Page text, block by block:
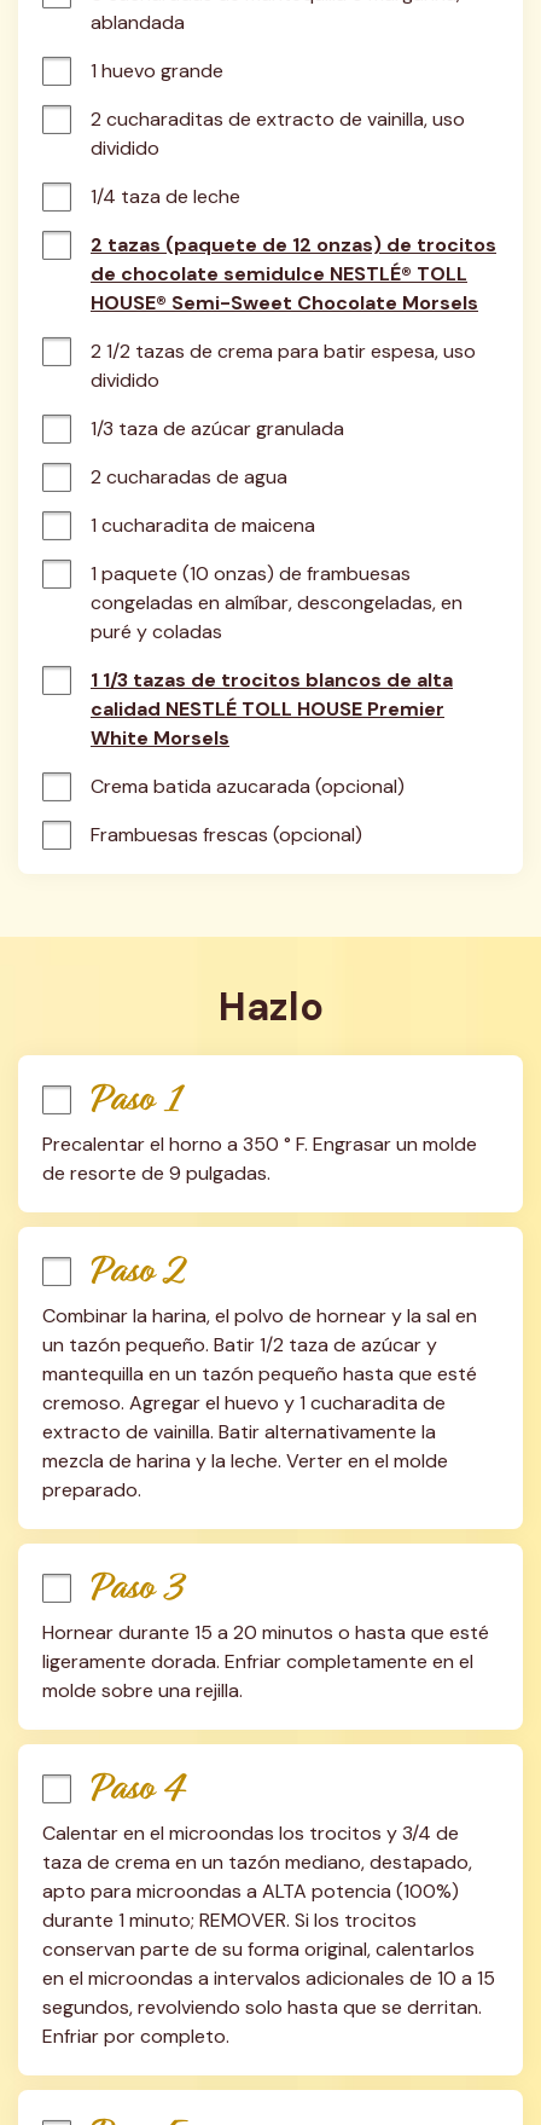
ablandada
1 huevo grande
2 cucharaditas de extracto de vainilla, uso
dividido
1/4 taza de leche
2 tazas (paquete de 12 onzas) de trocitos
de chocolate semidulce NESTLÉ® TOLL
HOUSE® Semi-Sweet Chocolate Morsels
2 1/2 tazas de crema para batir espesa, uso
dividido
1/3 taza de azúcar granulada
2 cucharadas de agua
1 cucharadita de maicena
1 paquete (10 onzas) de frambuesas
congeladas en almíbar, descongeladas, en
puré y coladas
1 1/3 tazas de trocitos blancos de alta
calidad NESTLÉ TOLL HOUSE Premier
White Morsels
Crema batida azucarada (opcional)
Frambuesas frescas (opcional)
Hazlo
Paso 1
Precalentar el horno a 350 ° F. Engrasar un molde
de resorte de 9 pulgadas.
Paso 2
Combinar la harina, el polvo de hornear y la sal en
un tazón pequeño. Batir 1/2 taza de azúcar y
mantequilla en un tazón pequeño hasta que esté
cremoso. Agregar el huevo y 1 cucharadita de
extracto de vainilla. Batir alternativamente la
mezcla de harina y la leche. Verter en el molde
preparado.
Paso 3
Hornear durante 15 a 20 minutos o hasta que esté
ligeramente dorada. Enfriar completamente en el
molde sobre una rejilla.
Paso 4
Calentar en el microondas los trocitos y 3/4 de
taza de crema en un tazón mediano, destapado,
apto para microondas a ALTA potencia (100%)
durante 1 minuto; REMOVER. Si los trocitos
conservan parte de su forma original, calentarlos
en el microondas a intervalos adicionales de 10 a 15
segundos, revolviendo solo hasta que se derritan.
Enfriar por completo.